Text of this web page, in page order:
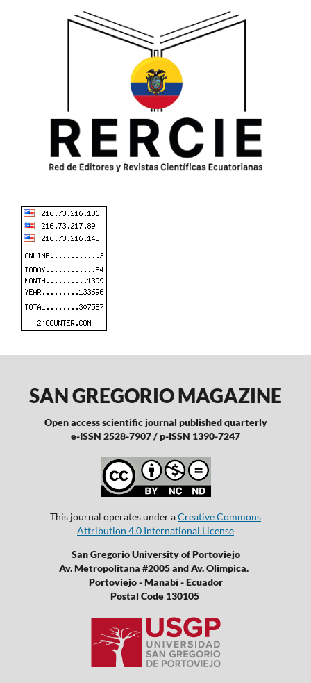
SAN GREGORIO MAGAZINE
Open access scientific journal published quarterly
e-ISSN 2528-7907 / p-ISSN 1390-7247
This journal operates under aCreative Commons
Attribution 4.0 International License
San Gregorio University of Portoviejo
Av. Metropolitana #2005 and Av. Olimpica.
Portoviejo - Manabí - Ecuador
Postal Code 130105